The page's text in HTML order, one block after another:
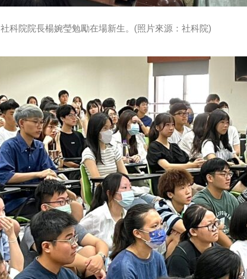
社科院院長楊婉瑩勉勵在場新生。(照片來源：社科院)